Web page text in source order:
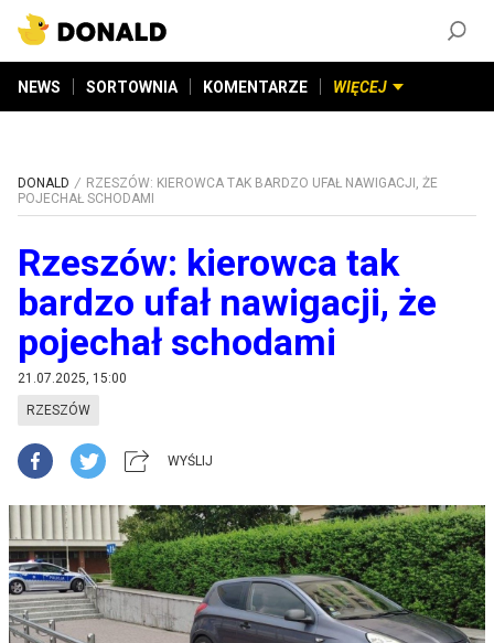
NEWS SORTOWNIA KOMENTARZE WIĘCEJ
DONALD
RZESZÓW: KIEROWCA TAK BARDZO UFAŁ NAWIGACJI, ŻE
POJECHAŁ SCHODAMI
Rzeszów: kierowca tak
bardzo ufał nawigacji, że
pojechał schodami
21.07.2025, 15:00
RZESZÓW
WYŚLIJ